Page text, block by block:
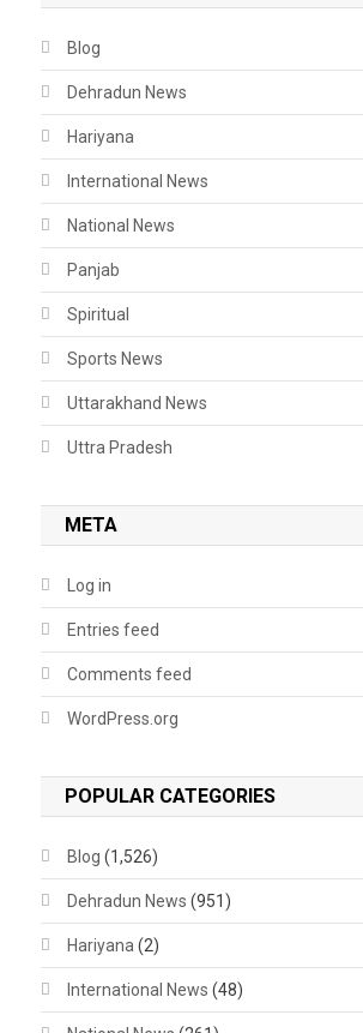
Blog
Dehradun News
Hariyana
International News
National News
Panjab
Spiritual
Sports News
Uttarakhand News
Uttra Pradesh
META
Log in
Entries feed
Comments feed
WordPress.org
POPULAR CATEGORIES
Blog (1,526)
Dehradun News (951)
Hariyana (2)
International News (48)